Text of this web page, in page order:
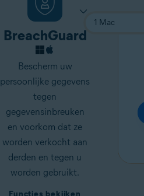
BreachGuard
Bescherm uw
persoonlijke gegevens
tegen
gegevensinbreuken
en voorkom dat ze
worden verkocht aan
derden en tegen u
worden gebruikt.
Functies bekijken